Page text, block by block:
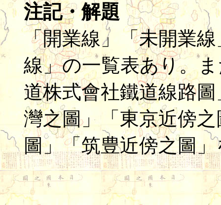
注記・解題
「開業線」「未開業
線」の一覧表あり。
道株式會社鐵道線路
灣之圖」「東京近傍
圖」「筑豊近傍之圖